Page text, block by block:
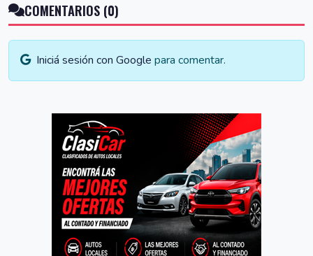
COMENTARIOS (0)
Iniciá sesión con Google para comentar.